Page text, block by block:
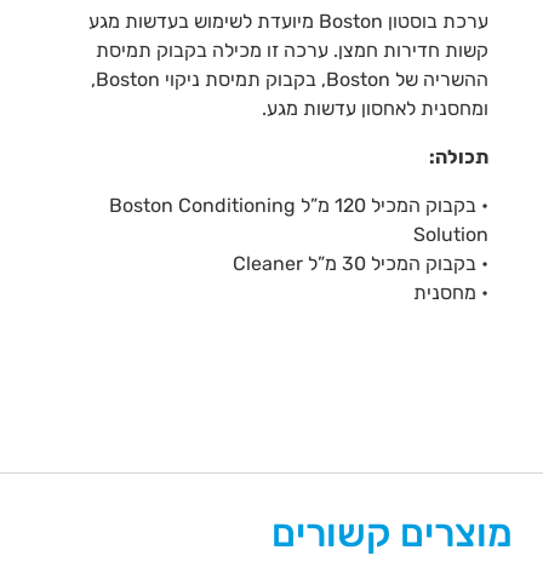
Kit
ערכת בוסטון Boston מיועדת לשימוש בעדשות מגע
קשות חדירות חמצן. ערכה זו מכילה בקבוק תמיסת
ההשריה של Boston, בקבוק תמיסת ניקוי Boston,
ומחסנית לאחסון עדשות מגע.
תכולה:
• בקבוק המכיל 120 מ”ל Boston Conditioning
Solution
• בקבוק המכיל 30 מ”ל Cleaner
• מחסנית
מוצרים קשורים